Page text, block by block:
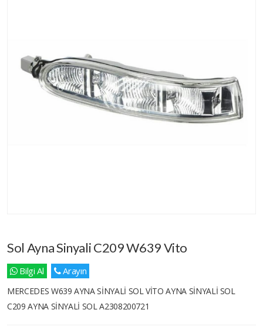
Sol Ayna Sinyali C209 W639 Vito
Bilgi Al Arayın
MERCEDES W639 AYNA SİNYALİ SOL VİTO AYNA SİNYALİ SOL
C209 AYNA SİNYALİ SOL A2308200721